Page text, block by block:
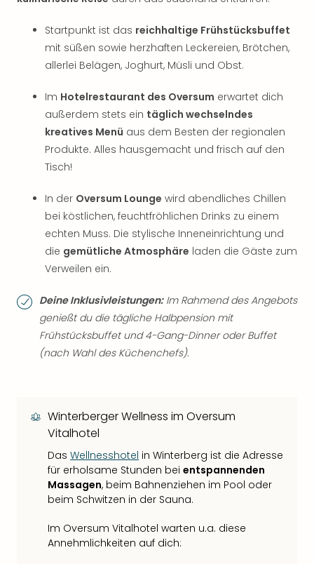
Startpunkt ist das reichhaltige Frühstücksbuffet
mit süßen sowie herzhaften Leckereien, Brötchen,
allerlei Belägen, Joghurt, Müsli und Obst.
Im Hotelrestaurant des Oversum erwartet dich
außerdem stets ein täglich wechselndes
kreatives Menü aus dem Besten der regionalen
Produkte. Alles hausgemacht und frisch auf den
Tisch!
In der Oversum Lounge wird abendliches Chillen
bei köstlichen, feuchtfröhlichen Drinks zu einem
echten Muss. Die stylische Inneneinrichtung und
die gemütliche Atmosphäre laden die Gäste zum
Verweilen ein.
Deine Inklusivleistungen:Im Rahmend des Angebots
genießt du die tägliche Halbpension mit
Frühstücksbuffet und 4-Gang-Dinner oder Buffet
(nach Wahl des Küchenchefs).
Winterberger Wellness im Oversum
Vitalhotel
Das Wellnesshotel in Winterberg ist die Adresse
für erholsame Stunden bei entspannenden
Massagen, beim Bahnenziehen im Pool oder
beim Schwitzen in der Sauna.
Im Oversum Vitalhotel warten u.a. diese
Annehmlichkeiten auf dich: